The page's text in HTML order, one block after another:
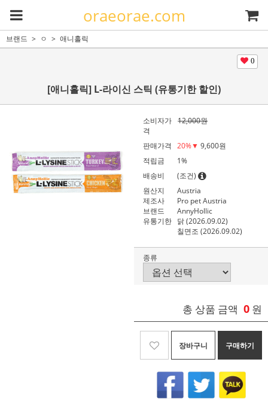
oraeorae.com
브랜드 ㅇ 애니홀릭
0
[애니홀릭] L-라이신 스틱 (유통기한 할인)
소비자가
격
12,000원
판매가격 20%▼9,600원
적립금
1%
배송비
(조건)
원산지
Austria
제조사
Pro pet Austria
브랜드
AnnyHollic
유통기한 닭 (2026.09.02)
칠면조 (2026.09.02)
종류
총 상품 금액 0 원
장바구니 구매하기